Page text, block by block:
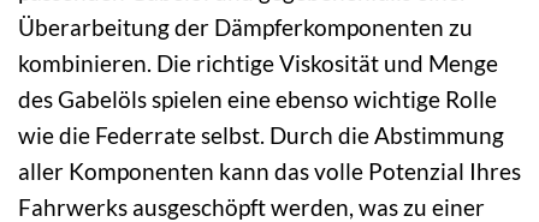
Überarbeitung der Dämpferkomponenten zu
kombinieren. Die richtige Viskosität und Menge
des Gabelöls spielen eine ebenso wichtige Rolle
wie die Federrate selbst. Durch die Abstimmung
aller Komponenten kann das volle Potenzial Ihres
Fahrwerks ausgeschöpft werden, was zu einer